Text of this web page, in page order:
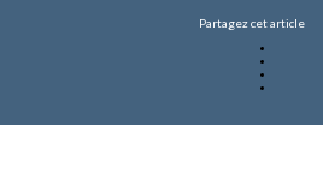
Partagez cet article